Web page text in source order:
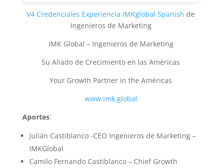
V4 Credenciales Experiencia IMKglobal Spanish de
Ingenieros de Marketing
IMK Global – Ingenieros de Marketing
Su Aliado de Crecimiento en las Américas
Your Growth Partner in the Américas
www.imk.global
Aportes:
Julián Castiblanco -CEO Ingenieros de Marketing –
IMKGlobal
Camilo Fernando Castiblanco – Chief Growth